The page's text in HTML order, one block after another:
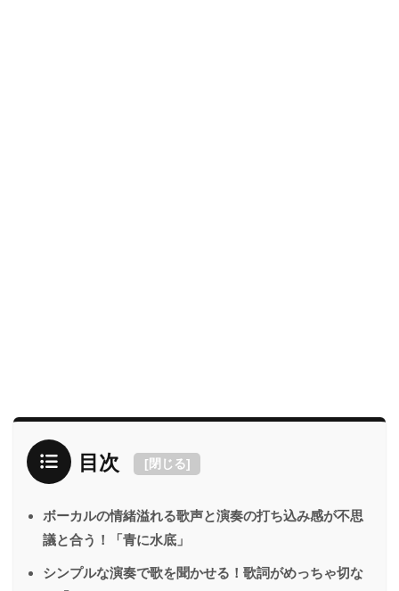
目次 [閉じる]
ボーカルの情緒溢れる歌声と演奏の打ち込み感が不思
議と合う！「青に水底」
シンプルな演奏で歌を聞かせる！歌詞がめっちゃ切な